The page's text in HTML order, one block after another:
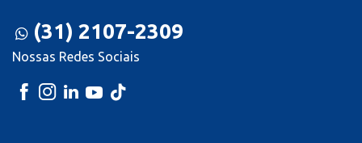
(31) 2107-2309
Nossas Redes Sociais